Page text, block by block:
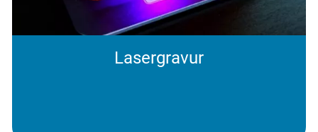
Lasergravur